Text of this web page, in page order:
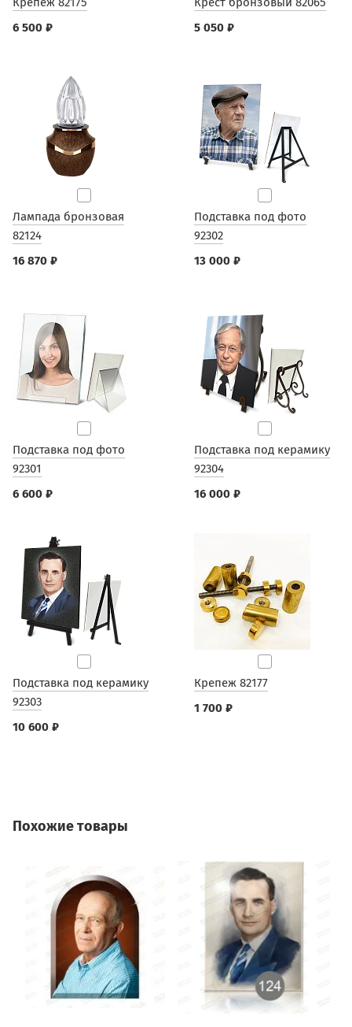
6 500 ₽
5 050 ₽
Лампада бронзовая
82124
16 870 ₽
Подставка под фото
92302
13 000 ₽
Подставка под фото
92301
6 600 ₽
Подставка под керамику
92304
16 000 ₽
Подставка под керамику
92303
10 600 ₽
Крепеж 82177
1 700 ₽
Похожие товары